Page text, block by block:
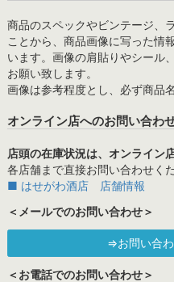
商品のスペックやビンテージ、
ことから、商品画像に写った情
います。画像の肩貼りやシール
お願い致します。
画像は参考程度とし、必ず商品
オンライン店へのお問い合わ
店頭の在庫状況は、オンライン
各店舗まで直接お問い合わせくだ
■ はせがわ酒店 店舗情報
＜メールでのお問い合わせ＞
⇒お問い合
＜お電話でのお問い合わせ＞